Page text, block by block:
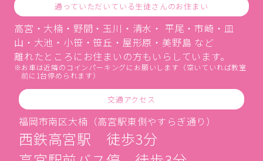
通っていただいている生徒さんのお住まい
高宮・大楠・野間・玉川・清水・ 平尾・市崎・皿
山・大池・小笹・笹丘・屋形原・美野島 など
離れたところにお住まいの方もいらしています。
お車は近隣のコインパーキングにお願いします（空いていれば教室
前に1台停められます）
交通アクセス
福岡市南区大楠（高宮駅東側やすらぎ通り）
西鉄高宮駅 徒歩3分